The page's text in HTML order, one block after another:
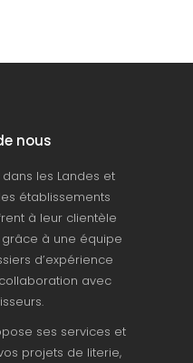
nous
les Landes et
établissements
à leur clientèle
à une équipe
d’expérience
avec
ses services et
projets de literie,